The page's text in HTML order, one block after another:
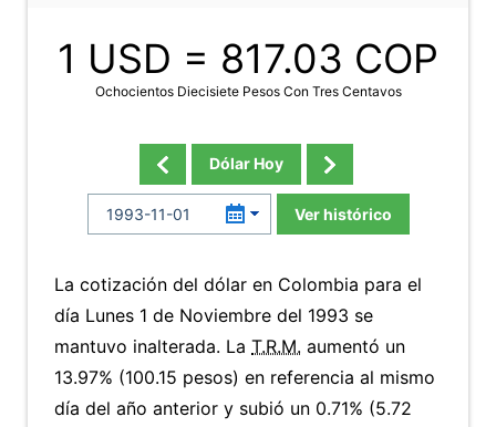
1 USD = 817.03 COP
Ochocientos Diecisiete Pesos Con Tres Centavos
Dólar Hoy
Ver histórico
La cotización del dólar en Colombia para el
día Lunes 1 de Noviembre del 1993 se
mantuvo inalterada. La T.R.M. aumentó un
13.97% (100.15 pesos) en referencia al mismo
día del año anterior y subió un 0.71% (5.72